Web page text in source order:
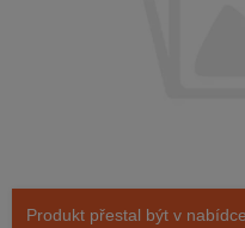
Produkt přestal být v